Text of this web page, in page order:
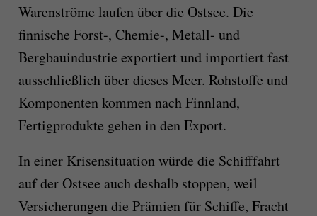
Warenströme laufen über die Ostsee. Die
finnische Forst-, Chemie-, Metall- und
Bergbauindustrie exportiert und importiert fast
ausschließlich über dieses Meer. Rohstoffe und
Komponenten kommen nach Finnland,
Fertigprodukte gehen in den Export.
In einer Krisensituation würde die Schifffahrt
auf der Ostsee auch deshalb stoppen, weil
Versicherungen die Prämien für Schiffe, Fracht